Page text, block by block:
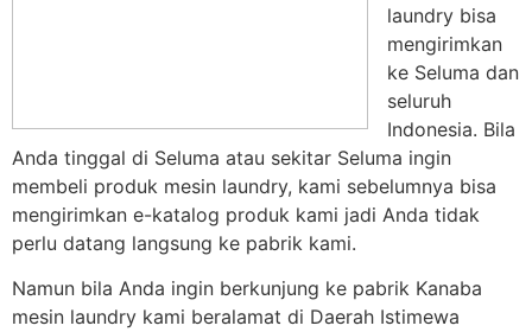
laundry bisa
mengirimkan
ke Seluma dan
seluruh
Indonesia. Bila
Anda tinggal di Seluma atau sekitar Seluma ingin
membeli produk mesin laundry, kami sebelumnya bisa
mengirimkan e-katalog produk kami jadi Anda tidak
perlu datang langsung ke pabrik kami.
Namun bila Anda ingin berkunjung ke pabrik Kanaba
mesin laundry kami beralamat di Daerah Istimewa